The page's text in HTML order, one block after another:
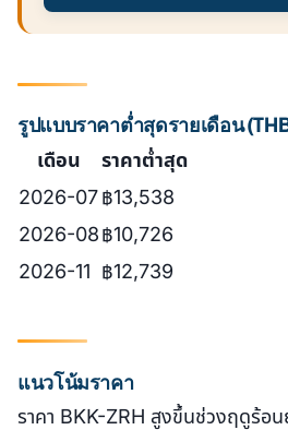
รูปแบบราคาต่ำสุดรายเดือน
เดือน
ราคาต่ำสุด
2026-07฿13,538
2026-08฿10,726
2026-11 ฿12,739
แนวโน้มราคา
ราคา BKK-ZRH สูงขึ้นช่วงฤดูร้อ